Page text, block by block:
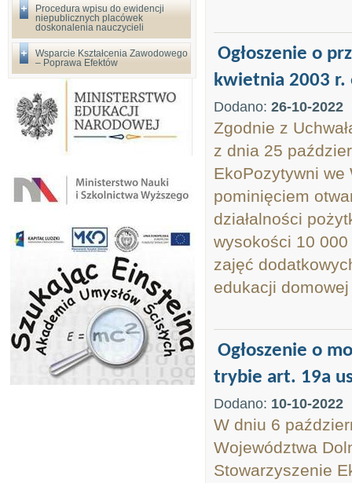
Procedura wpisu do ewidencji
niepublicznych placówek
doskonalenia nauczycieli
Wsparcie Kształcenia Zawodowego
– Poprawa Efektów
Ogłoszenie o
kwietnia 2003 r.
Dodano: 26-10-2022
Zgodnie z
z dnia 25
EkoPozytywni we
pominięciem
działalności
wysokości 10 000
zajęć
edukacji
Ogłoszenie o
trybie art. 19a
Dodano: 10-10-2022
W dniu 6
Województwa
Stowarzyszenie